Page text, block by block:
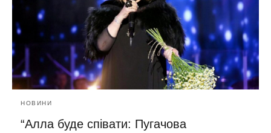
НОВИНИ
“Алла буде співати: Пугачова